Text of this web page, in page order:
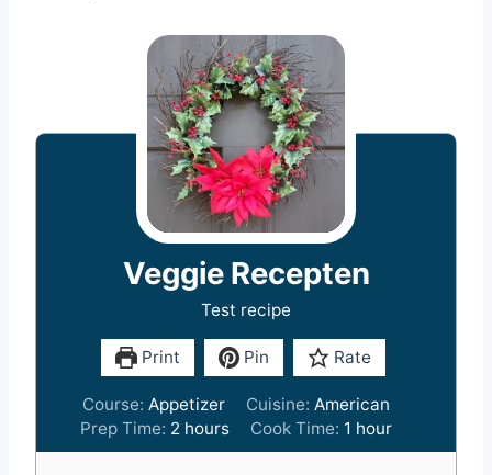
Veggie Recepten
Test recipe
Print Pin Rate
Course:Appetizer Cuisine: American
Prep Time: 2 h
o
hours Cook Time: 1 h
o
hour